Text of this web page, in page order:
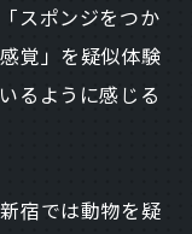
スポンジをつか
覚」を疑似体験
るように感じる
宿では動物を疑